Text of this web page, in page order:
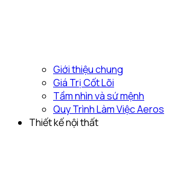
Giới thiệu chung
Giá Trị Cốt Lõi
Tầm nhìn và sứ mệnh
Quy Trình Làm Việc Aeros
Thiết kế nội thất